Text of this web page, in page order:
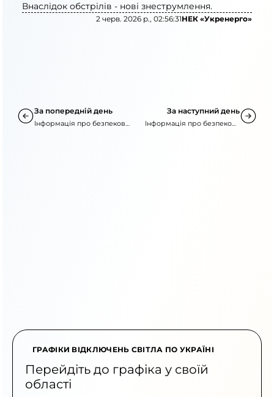
Внаслідок обстрілів - нові знеструмлення.
2 черв. 2026 р., 02:56:31НЕК «Укренерго»
За попередній день
Інформація про безпекову
За наступний день
Інформація про безпекову
ГРАФІКИ ВІДКЛЮЧЕНЬ СВІТЛА ПО УКРАЇНІ
Перейдіть до графіка у своїй
області